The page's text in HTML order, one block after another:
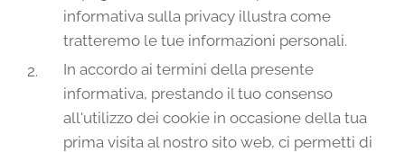
informativa sulla privacy illustra come
tratteremo le tue informazioni personali.
In accordo ai termini della presente
informativa, prestando il tuo consenso
all'utilizzo dei cookie in occasione della tua
prima visita al nostro sito web, ci permetti di